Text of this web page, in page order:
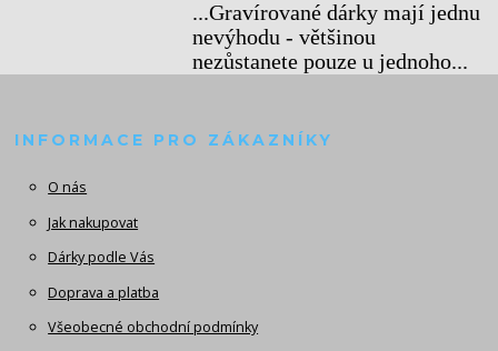
...Gravírované dárky mají jednu
nevýhodu - většinou
nezůstanete pouze u jednoho...
INFORMACE PRO ZÁKAZNÍKY
O nás
Jak nakupovat
Dárky podle Vás
Doprava a platba
Všeobecné obchodní podmínky